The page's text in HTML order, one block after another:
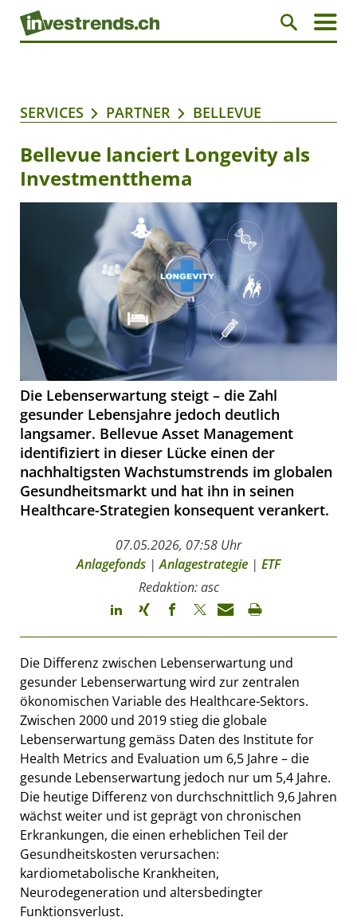
SERVICES PARTNER BELLEVUE
Bellevue lanciert Longevity als
Investmentthema
Die Lebenserwartung steigt – die Zahl
gesunder Lebensjahre jedoch deutlich
langsamer. Bellevue Asset Management
identifiziert in dieser Lücke einen der
nachhaltigsten Wachstumstrends im globalen
Gesundheitsmarkt und hat ihn in seinen
Healthcare-Strategien konsequent verankert.
07.05.2026, 07:58 Uhr
Anlagefonds |Anlagestrategie | ETF
Redaktion: asc
Die Differenz zwischen Lebenserwartung und
gesunder Lebenserwartung wird zur zentralen
ökonomischen Variable des Healthcare-Sektors.
Zwischen 2000 und 2019 stieg die globale
Lebenserwartung gemäss Daten des Institute for
Health Metrics and Evaluation um 6,5 Jahre – die
gesunde Lebenserwartung jedoch nur um 5,4 Jahre.
Die heutige Differenz von durchschnittlich 9,6 Jahren
wächst weiter und ist geprägt von chronischen
Erkrankungen, die einen erheblichen Teil der
Gesundheitskosten verursachen:
kardiometabolische Krankheiten,
Neurodegeneration und altersbedingter
Funktionsverlust.